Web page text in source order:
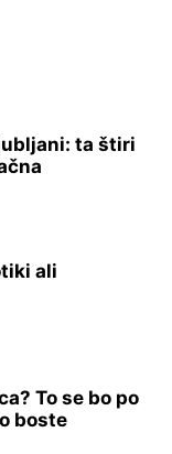
ta štiri
ali
To se bo po
boste